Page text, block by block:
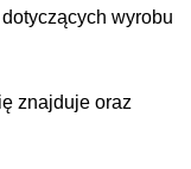
wyrobu
znajduje oraz